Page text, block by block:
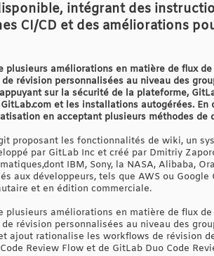
intégrant des
CI/CD et des améliorations
plusieurs améliorations en matière de flux
révision personnalisées au niveau des
sur la sécurité de la plateforme,
et les installations autogérées.
en acceptant plusieurs méthodes de
proposant les fonctionnalités de wiki, un
par GitLab Inc et créé par Dmitriy
IBM, Sony, la NASA, Alibaba,
aux développeurs, tels que AWS ou
et en édition commerciale.
améliorations en matière de flux
révision personnalisées au niveau des
ajout rationalise les workflows de révision
Review Flow et de GitLab Duo Code